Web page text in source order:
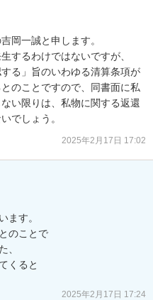
岡一誠と申します。
するわけではないですが、
る」旨のいわゆる清算条項が
のことですので、同書面に私
い限りは、私物に関する返還
でしょう。
2025年2月17日 17:02
ます。
のことで
、
くると
2025年2月17日 17:24